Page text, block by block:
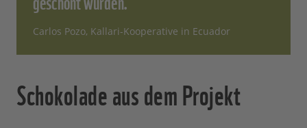
Carlos Pozo, Kallari-Kooperative in Ecuador
Schokolade aus dem Projekt